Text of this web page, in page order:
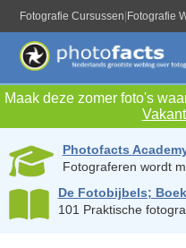
Fotografie Cursussen Fotografie
Maak deze zomer foto's
Photofacts
Fotograferen wordt
De Fotobijbels;
101 Praktische